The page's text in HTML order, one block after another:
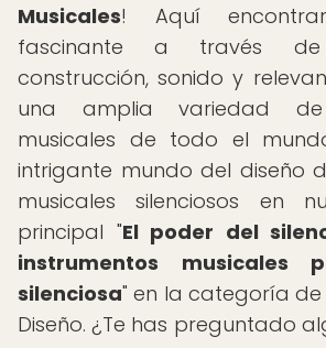
Musicales! Aquí
fascinante a través
construcción, sonido y
una amplia variedad de
musicales de todo el
intrigante mundo del diseño
musicales silenciosos en
principal "El poder del
instrumentos musicales
silenciosa" en la categoría
Diseño. ¿Te has preguntado